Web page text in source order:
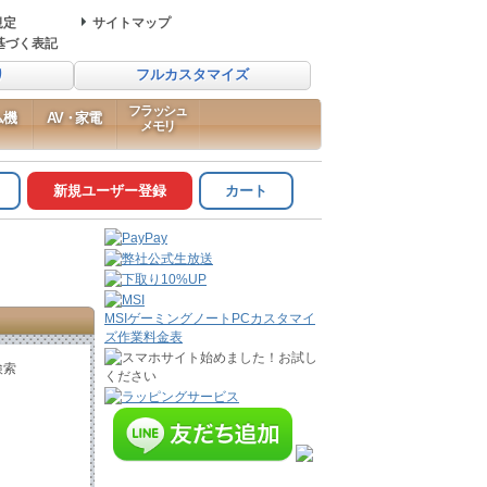
定
サイトマップ
づく表記
フルカスタマイズ
機 AV・家電
フラッシュ
メモリ
新規ユーザー登録 カート
索
MSIゲーミングノートPCカスタマイ
ズ作業料金表